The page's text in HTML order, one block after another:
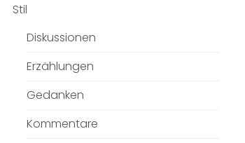
Stil
Diskussionen
Erzählungen
Gedanken
Kommentare